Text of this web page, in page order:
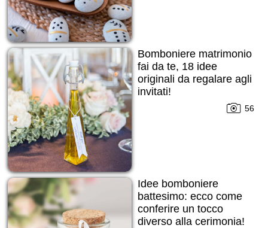
Bomboniere matrimonio
fai da te, 18 idee
originali da regalare agli
invitati!
56
Idee bomboniere
battesimo: ecco come
conferire un tocco
diverso alla cerimonia!